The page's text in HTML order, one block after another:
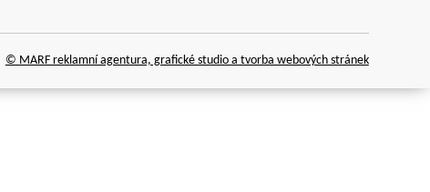
© MARF reklamní agentura, grafické studio a tvorba webových stránek